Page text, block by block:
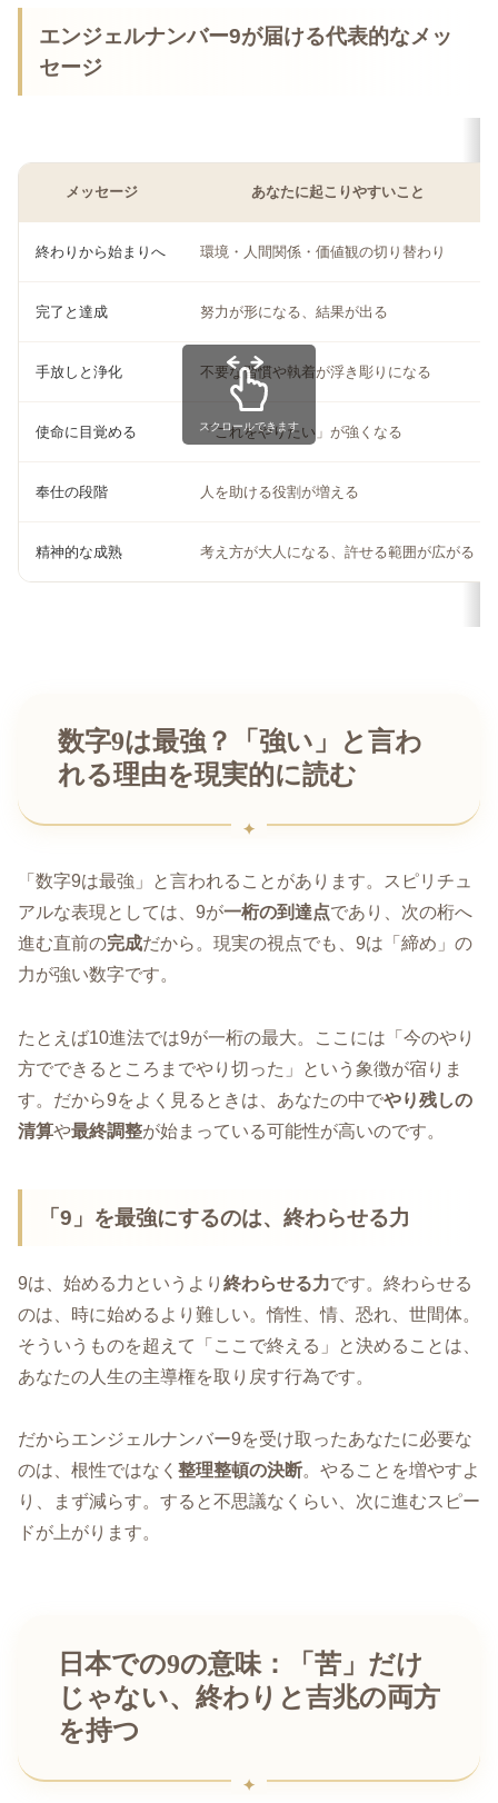
エンジェルナンバー9が届ける代表的なメッ
セージ
メッセージ あなたに起こりやすいこと
終わりから始まりへ 環境・人間関係・価値観の切り替わり
完了と達成 努力が形になる、結果が出る
手放しと浄化 不要な習慣や執着が浮き彫りになる
使命に目覚める 「これをやりたい」が強くなる
奉仕の段階 人を助ける役割が増える
精神的な成熟 考え方が大人になる、許せる範囲が広がる
スクロールできます
数字9は最強？「強い」と言わ
れる理由を現実的に読む
「数字9は最強」と言われることがあります。スピリチュ
アルな表現としては、9が一桁の到達点であり、次の桁へ
進む直前の完成だから。現実の視点でも、9は「締め」の
力が強い数字です。
たとえば10進法では9が一桁の最大。ここには「今のやり
方でできるところまでやり切った」という象徴が宿りま
す。だから9をよく見るときは、あなたの中でやり残しの
清算や最終調整が始まっている可能性が高いのです。
「9」を最強にするのは、終わらせる力
9は、始める力というより 終わらせる力です。終わらせる
のは、時に始めるより難しい。惰性、情、恐れ、世間体。
そういうものを超えて「ここで終える」と決めることは、
あなたの人生の主導権を取り戻す行為です。
だからエンジェルナンバー9を受け取ったあなたに必要な
のは、根性ではなく 整理整頓の決断。やることを増やすよ
り、まず減らす。すると不思議なくらい、次に進むスピー
ドが上がります。
日本での9の意味：「苦」だけ
じゃない、終わりと吉兆の両方
を持つ